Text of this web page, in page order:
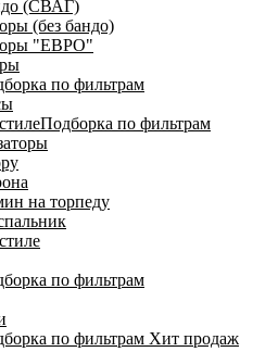
(СВАГ)
(без бандо)
"ЕВРО"
по фильтрам
по фильтрам
на торпеду
по фильтрам
по фильтрам Хит продаж